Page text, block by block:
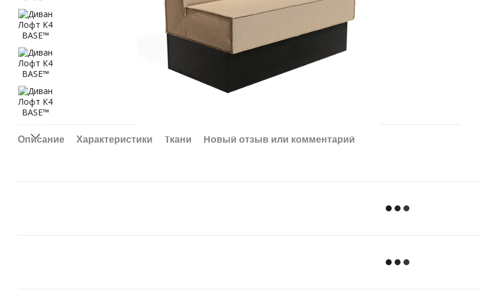
Описание Характеристики Ткани Новый отзыв или комментарий